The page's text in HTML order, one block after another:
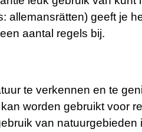
geeft je
aantal regels bij.
te verkennen en te
worden gebruikt voor
van